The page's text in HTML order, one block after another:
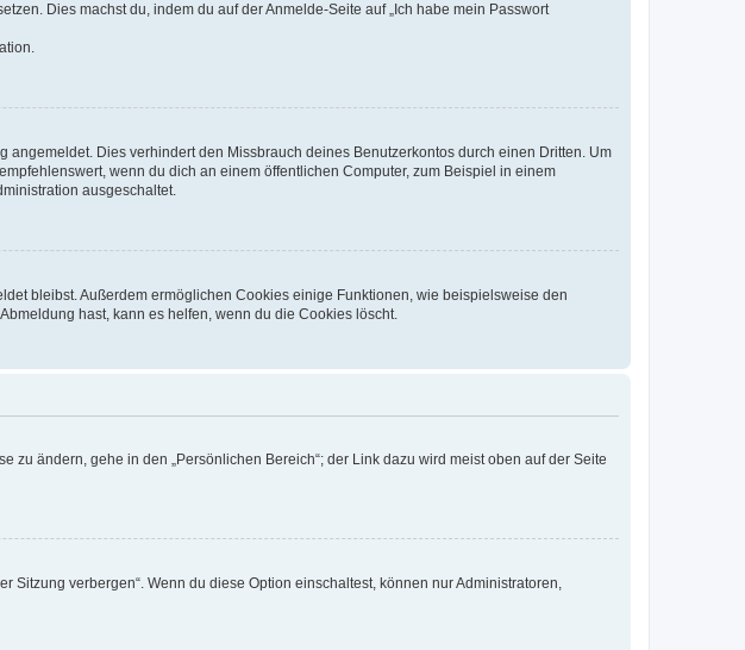
Dies machst du, indem du auf der Anmelde-Seite auf „Ich habe mein Passwort
Dies verhindert den Missbrauch deines Benutzerkontos durch einen Dritten. Um
wenn du dich an einem öffentlichen Computer, zum Beispiel in einem
ausgeschaltet.
bleibst. Außerdem ermöglichen Cookies einige Funktionen, wie beispielsweise den
hast, kann es helfen, wenn du die Cookies löscht.
ändern, gehe in den „Persönlichen Bereich“; der Link dazu wird meist oben auf der Seite
verbergen“. Wenn du diese Option einschaltest, können nur Administratoren,